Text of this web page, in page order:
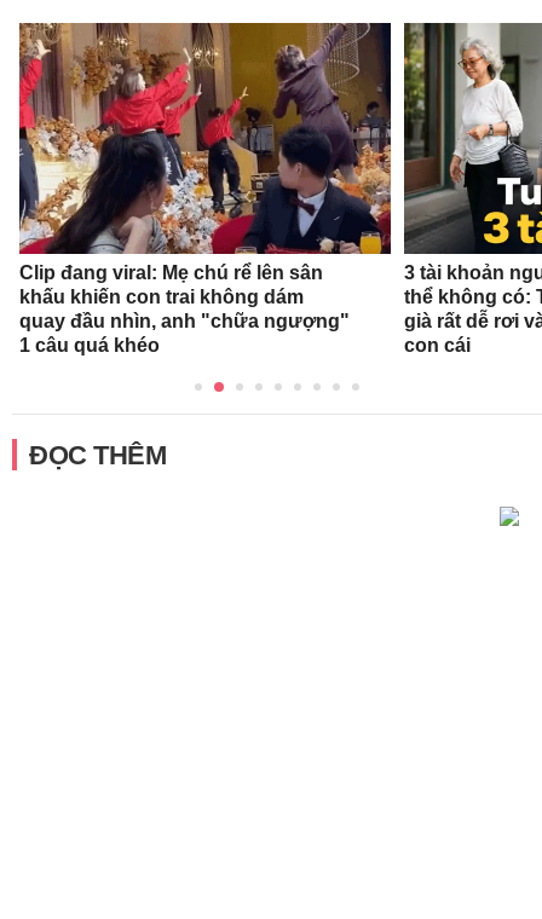
Clip đang viral: Mẹ chú rể lên sân
khấu khiến con trai không dám
quay đầu nhìn, anh "chữa ngượng"
1 câu quá khéo
3 tài khoản
thể không có:
già rất dễ rơi
con cái
ĐỌC THÊM